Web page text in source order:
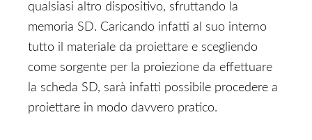
qualsiasi altro dispositivo, sfruttando la
memoria SD. Caricando infatti al suo interno
tutto il materiale da proiettare e scegliendo
come sorgente per la proiezione da effettuare
la scheda SD, sarà infatti possibile procedere a
proiettare in modo davvero pratico.